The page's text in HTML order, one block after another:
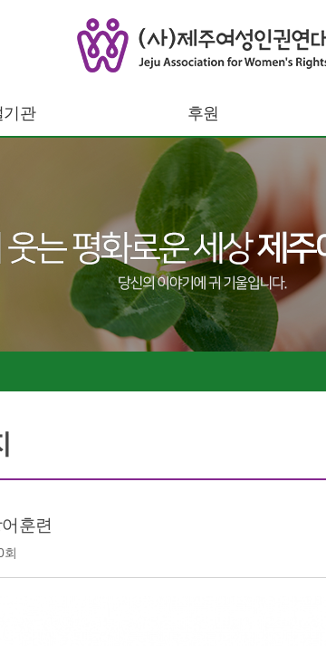
기관 후원
훈련
회